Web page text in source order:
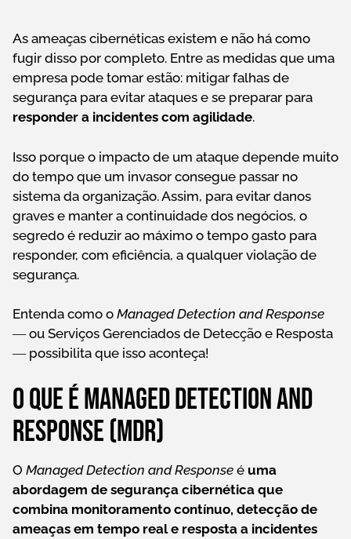
As ameaças cibernéticas existem e não há como
fugir disso por completo. Entre as medidas que uma
empresa pode tomar estão: mitigar falhas de
segurança para evitar ataques e se preparar para
responder a incidentes com agilidade.
Isso porque o impacto de um ataque depende muito
do tempo que um invasor consegue passar no
sistema da organização. Assim, para evitar danos
graves e manter a continuidade dos negócios, o
segredo é reduzir ao máximo o tempo gasto para
responder, com eficiência, a qualquer violação de
segurança.
Entenda como o Managed Detection and Response
― ou Serviços Gerenciados de Detecção e Resposta
― possibilita que isso aconteça!
O que é Managed Detection and
Response (MDR)
O Managed Detection and Response é uma
abordagem de segurança cibernética que
combina monitoramento contínuo, detecção de
ameaças em tempo real e resposta a incidentes